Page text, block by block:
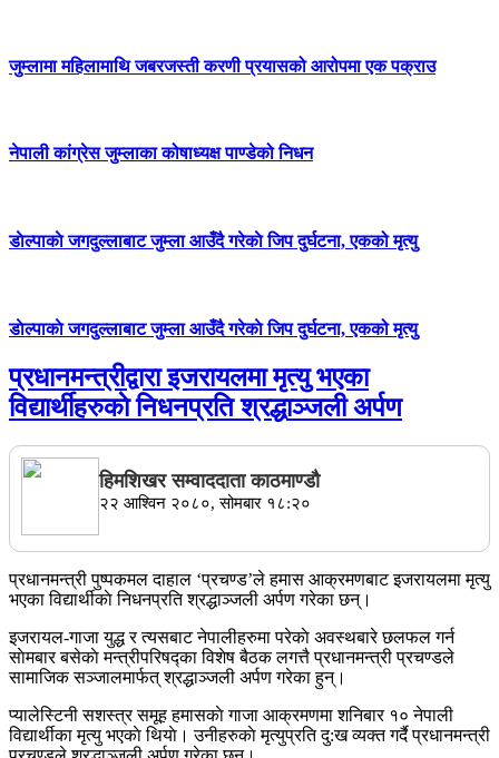
जुम्लामा महिलामाथि जबरजस्ती करणी प्रयासको आरोपमा एक पक्राउ
नेपाली कांग्रेस जुम्लाका कोषाध्यक्ष पाण्डेको निधन
डाेल्पाकाे जगदुल्लाबाट जुम्ला आउँदै गरेकाे जिप दुर्घटना, एकको मृत्यु
डाेल्पाकाे जगदुल्लाबाट जुम्ला आउँदै गरेकाे जिप दुर्घटना, एकको मृत्यु
प्रधानमन्त्रीद्वारा इजरायलमा मृत्यु भएका
विद्यार्थीहरुकाे निधनप्रति श्रद्धाञ्जली अर्पण
हिमशिखर सम्वाददाता काठमाण्डौ
२२ आश्विन २०८०, सोमबार १८:२०
प्रधानमन्त्री पुष्पकमल दाहाल ‘प्रचण्ड’ले हमास आक्रमणबाट इजरायलमा मृत्यु
भएका विद्यार्थीकाे निधनप्रति श्रद्धाञ्जली अर्पण गरेका छन्।
इजरायल-गाजा युद्ध र त्यसबाट नेपालीहरुमा परेकाे अवस्थबारे छलफल गर्न
साेमबार बसेकाे मन्त्रीपरिषद्का विशेष बैठक लगत्तै प्रधानमन्त्री प्रचण्डले
सामाजिक सञ्जालमार्फत् श्रद्धाञ्जली अर्पण गरेका हुन्।
प्यालेस्टिनी सशस्त्र समूह हमासकाे गाजा आक्रमणमा शनिबार १० नेपाली
विद्यार्थीका मृत्यु भएकाे थियाे। उनीहरुकाे मृत्युप्रति दु:ख व्यक्त गर्दै प्रधानमन्त्री